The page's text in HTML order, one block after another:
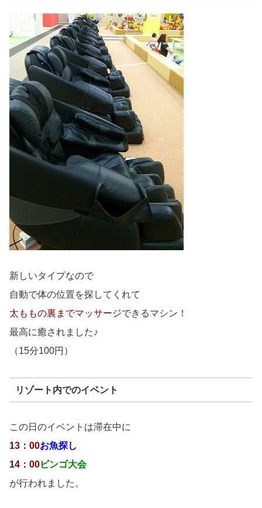
新しいタイプなので
自動で体の位置を探してくれて
太ももの裏までマッサージできるマシン！
最高に癒されました♪
（15分100円）
リゾート内でのイベント
この日のイベントは滞在中に
13：00お魚探し
14：00ビンゴ大会
が行われました。